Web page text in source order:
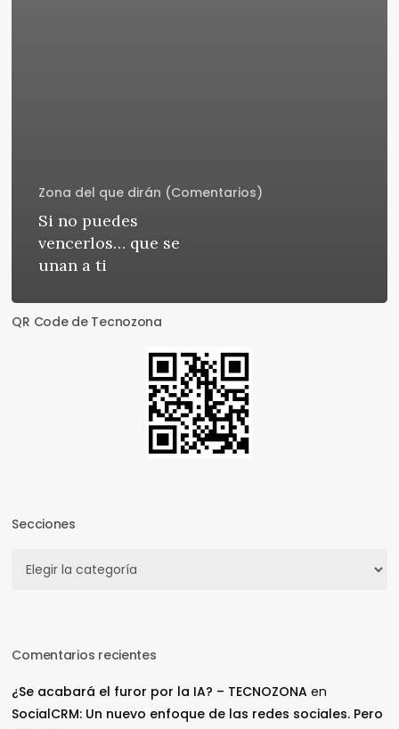
Zona del que dirán (Comentarios)
Si no puedes
vencerlos… que se
unan a ti
QR Code de Tecnozona
Secciones
Comentarios recientes
¿Se acabará el furor por la IA? – TECNOZONA en
SocialCRM: Un nuevo enfoque de las redes sociales. Pero